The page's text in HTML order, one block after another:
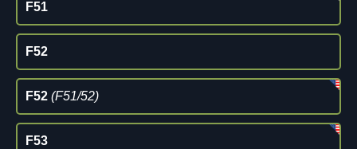
F51
F52
F52 (F51/52)
F53